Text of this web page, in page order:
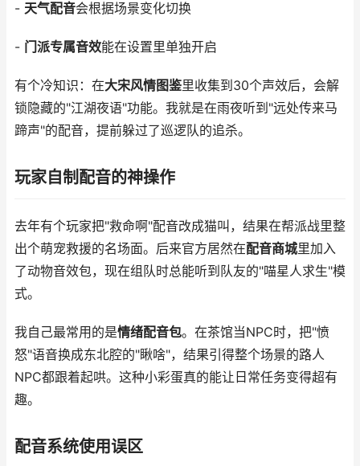
- 天气配音会根据场景变化切换
- 门派专属音效能在设置里单独开启
有个冷知识：在大宋风情图鉴里收集到30个声效后，会解
锁隐藏的"江湖夜语"功能。我就是在雨夜听到"远处传来马
蹄声"的配音，提前躲过了巡逻队的追杀。
玩家自制配音的神操作
去年有个玩家把"救命啊"配音改成猫叫，结果在帮派战里整
出个萌宠救援的名场面。后来官方居然在配音商城里加入
了动物音效包，现在组队时总能听到队友的"喵星人求生"模
式。
我自己最常用的是情绪配音包。在茶馆当NPC时，把"愤
怒"语音换成东北腔的"瞅啥"，结果引得整个场景的路人
NPC都跟着起哄。这种小彩蛋真的能让日常任务变得超有
趣。
配音系统使用误区